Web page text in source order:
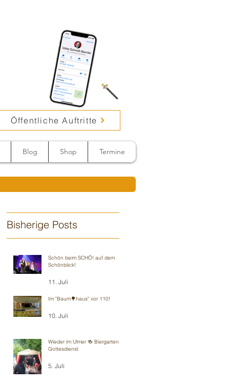
Öffentliche Auftritte
Blog Shop Termine
Bisherige Posts
Schön beim SCHÖ! auf dem
Schönblick!
11. Juli
Im "Baum🌳haus" vor 110!
10. Juli
Wieder im Ulmer 🍻 Biergarten-
Gottesdienst
5. Juli